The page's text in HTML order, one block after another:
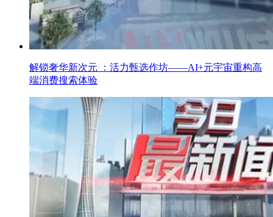
解锁奢华新次元 ：活力甄选作坊——AI+元宇宙重构高
端消费搜索体验